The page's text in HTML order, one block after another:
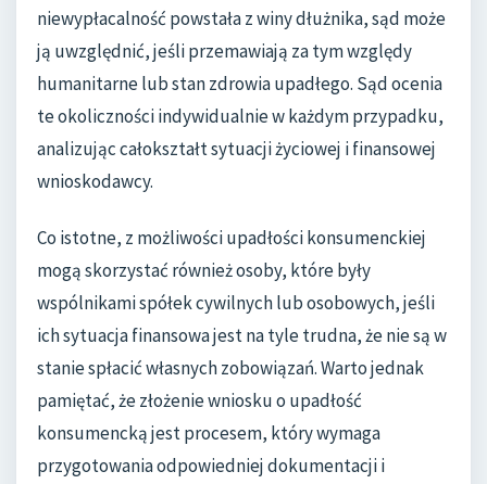
niewypłacalność powstała z winy dłużnika, sąd może
ją uwzględnić, jeśli przemawiają za tym względy
humanitarne lub stan zdrowia upadłego. Sąd ocenia
te okoliczności indywidualnie w każdym przypadku,
analizując całokształt sytuacji życiowej i finansowej
wnioskodawcy.
Co istotne, z możliwości upadłości konsumenckiej
mogą skorzystać również osoby, które były
wspólnikami spółek cywilnych lub osobowych, jeśli
ich sytuacja finansowa jest na tyle trudna, że nie są w
stanie spłacić własnych zobowiązań. Warto jednak
pamiętać, że złożenie wniosku o upadłość
konsumencką jest procesem, który wymaga
przygotowania odpowiedniej dokumentacji i